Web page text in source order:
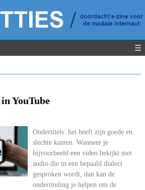
☰
YouTube
Ondertitels: het heeft zijn goede en
slechte kanten. Wanneer je
bijvoorbeeld een video bekijkt met
audio die in een bepaald dialect
gesproken wordt, dan kan de
ondertiteling je helpen om de